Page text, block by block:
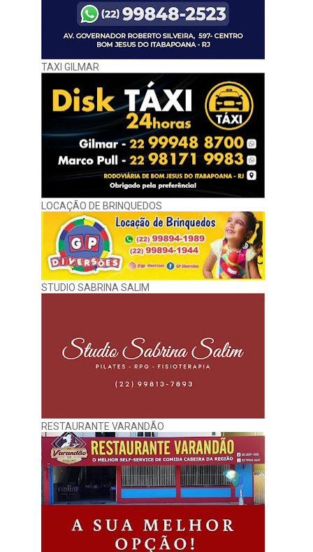
TAXI GILMAR
LOCAÇÃO DE BRINQUEDOS
STUDIO SABRINA SALIM
RESTAURANTE VARANDÃO